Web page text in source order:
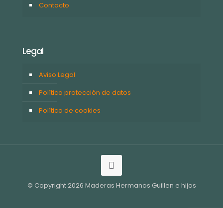
Contacto
Legal
Aviso Legal
Política protección de datos
Política de cookies
© Copyright 2026 Maderas Hermanos Guillen e hijos